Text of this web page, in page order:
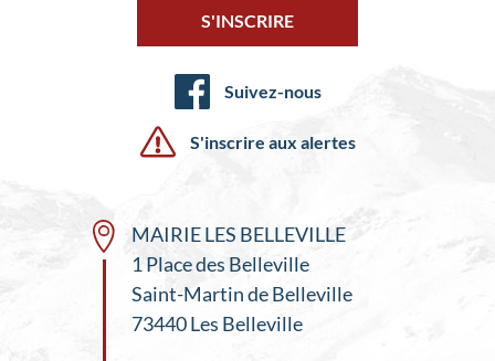
S'INSCRIRE
Suivez-nous
S'inscrire aux alertes
MAIRIE LES BELLEVILLE
1 Place des Belleville
Saint-Martin de Belleville
73440 Les Belleville